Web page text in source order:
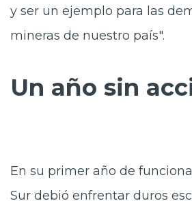
y ser un ejemplo para las
mineras de nuestro país".
Un año sin
En su primer año de
Sur debió enfrentar duros